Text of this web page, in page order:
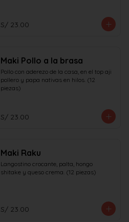
S/ 23.00
Maki Pollo a la brasa
Pollo con aderezo de la casa, en el top aji
pollero y papa nativas en hilos. (12
piezas)
S/ 23.00
Maki Raku
Langostino crocante, palta, hongo
shitake y queso crema. (12 piezas)
S/ 23.00